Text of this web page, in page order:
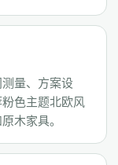
量、方案设
色主题北欧风
木家具。